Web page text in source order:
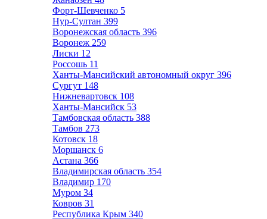
Форт-Шевченко 5
Нур-Султан 399
Воронежская область 396
Воронеж 259
Лиски 12
Россошь 11
Ханты-Мансийский автономный округ 396
Сургут 148
Нижневартовск 108
Ханты-Мансийск 53
Тамбовская область 388
Тамбов 273
Котовск 18
Моршанск 6
Астана 366
Владимирская область 354
Владимир 170
Муром 34
Ковров 31
Республика Крым 340